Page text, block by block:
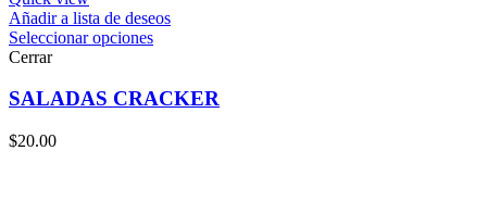
Añadir a lista de deseos
Seleccionar opciones
Cerrar
SALADAS CRACKER
$20.00